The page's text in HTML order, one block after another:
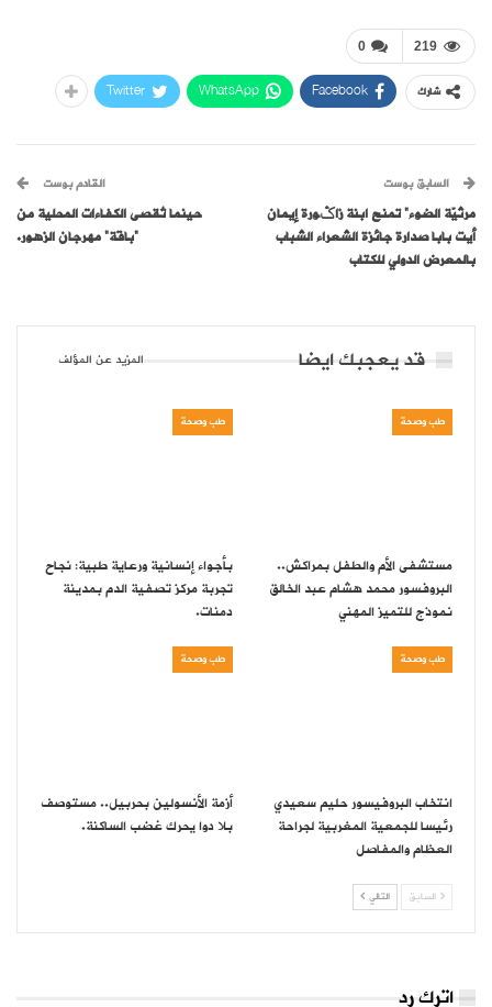
0 219
شارك Facebook
WhatsApp
Twitter
السابق بوست
مرثيّة الضوء” تمنح ابنة زاݣورة إيمان
أيت بابا صدارة جائزة الشعراء الشباب
بالمعرض الدولي للكتاب
القادم بوست
حينما تُقصى الكفاءات المحلية من
“باقة” مهرجان الزهور.
قد يعجبك ايضا المزيد عن المؤلف
طب وصحة
مستشفى الأم والطفل بمراكش..
البروفسور محمد هشام عبد الخالق
نموذج للتميز المهني
طب وصحة
بأجواء إنسانية ورعاية طبية: نجاح
تجربة مركز تصفية الدم بمدينة
دمنات.
طب وصحة
انتخاب البروفيسور حليم سعيدي
رئيسا للجمعية المغربية لجراحة
العظام والمفاصل
طب وصحة
أزمة الأنسولين بحربيل.. مستوصف
بلا دوا يحرك غضب الساكنة.
السابق التالي
اترك رد